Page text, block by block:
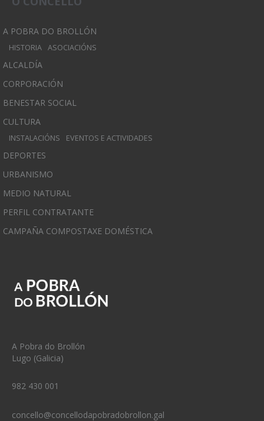
A POBRA DO BROLLÓN
HISTORIA ASOCIACIÓNS
ALCALDÍA
CORPORACIÓN
BENESTAR SOCIAL
CULTURA
INSTALACIÓNS EVENTOS E ACTIVIDADES
DEPORTES
URBANISMO
MEDIO NATURAL
PERFIL CONTRATANTE
CAMPAÑA COMPOSTAXE DOMÉSTICA
A Pobra do Brollón
Lugo (Galicia)
982 430 001
concello@concellodapobradobrollon.gal